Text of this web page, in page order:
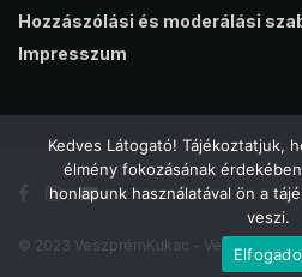
Hozzászólási és moderálási
Impresszum
© 2023 VeszprémKukac - Veszprém
Kedves Látogató! Tájékoztatjuk,
élmény fokozásának
honlapunk használatával ön a
veszi.